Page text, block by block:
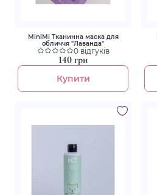
MiniMi Тканинна маска для
обличчя "Лаванда"
0 відгуків
140 грн
Купити